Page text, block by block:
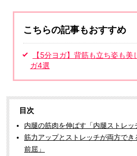
こちらの記事もおすすめ
【5分ヨガ】背筋も立ち姿も美
ガ4選
目次
内腿の筋肉を伸ばす「内腿ストレッ
筋力アップとストレッチが両方でき
前屈」